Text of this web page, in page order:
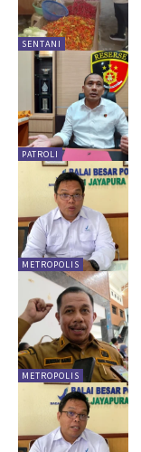
SENTANI
PATROLI
METROPOLIS
METROPOLIS